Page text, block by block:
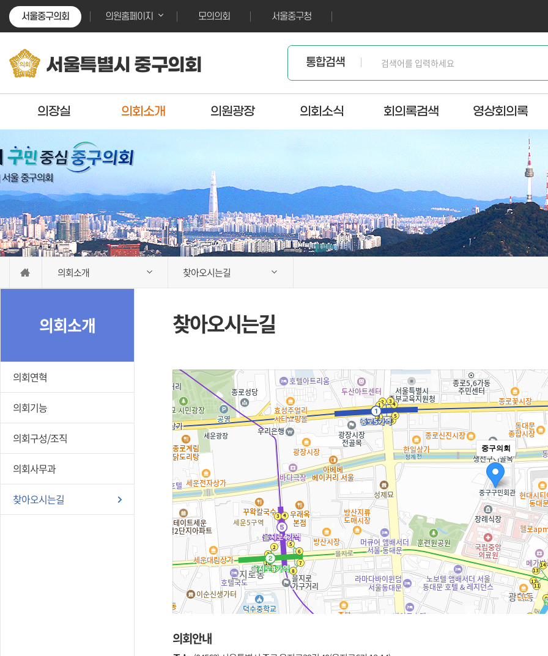
본문바로가기
본문바로가기
서울중구의회 의원홈페이지 모의의회 서울중구청
서울특별시 중구의회 통합검색
의장실 의회소개 의원광장 의회소식 회의록검색 영상회의록
의회소개 찾아오시는길
의회소개
의회연혁
의회기능
의회구성/조직
의회사무과
찾아오시는길
찾아오시는길
중구의회
의회안내